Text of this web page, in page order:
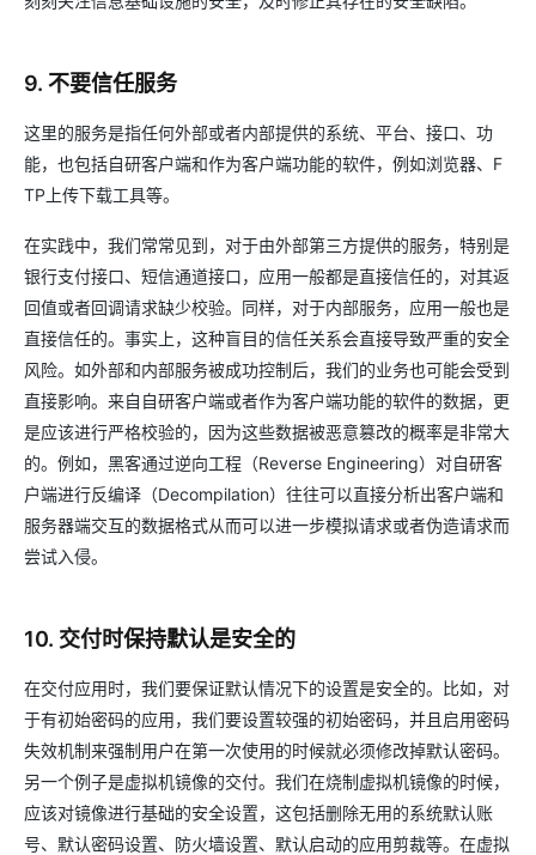
9. 不要信任服务
这里的服务是指任何外部或者内部提供的系统、平台、接口、功
能，也包括自研客户端和作为客户端功能的软件，例如浏览器、F
TP上传下载工具等。
在实践中，我们常常见到，对于由外部第三方提供的服务，特别是
银行支付接口、短信通道接口，应用一般都是直接信任的，对其返
回值或者回调请求缺少校验。同样，对于内部服务，应用一般也是
直接信任的。事实上，这种盲目的信任关系会直接导致严重的安全
风险。如外部和内部服务被成功控制后，我们的业务也可能会受到
直接影响。来自自研客户端或者作为客户端功能的软件的数据，更
是应该进行严格校验的，因为这些数据被恶意篡改的概率是非常大
的。例如，黑客通过逆向工程（Reverse Engineering）对自研客
户端进行反编译（Decompilation）往往可以直接分析出客户端和
服务器端交互的数据格式从而可以进一步模拟请求或者伪造请求而
尝试入侵。
10. 交付时保持默认是安全的
在交付应用时，我们要保证默认情况下的设置是安全的。比如，对
于有初始密码的应用，我们要设置较强的初始密码，并且启用密码
失效机制来强制用户在第一次使用的时候就必须修改掉默认密码。
另一个例子是虚拟机镜像的交付。我们在烧制虚拟机镜像的时候，
应该对镜像进行基础的安全设置，这包括删除无用的系统默认账
号、默认密码设置、防火墙设置、默认启动的应用剪裁等。在虚拟